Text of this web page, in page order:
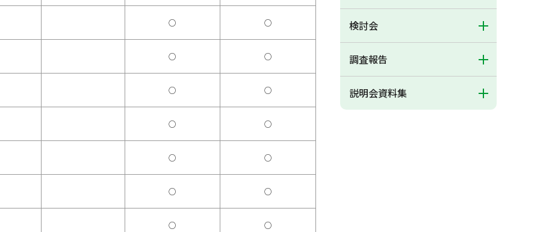
○ ○
○ ○
○ ○
○ ○
○ ○
○ ○
○ ○
検討会
調査報告
説明会資料集